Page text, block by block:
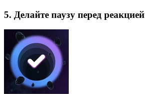
5. Делайте паузу перед реакцией